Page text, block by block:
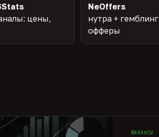
цены,
NeOffers
нутра + гемблинг
офферы
ФИНАНСЫ